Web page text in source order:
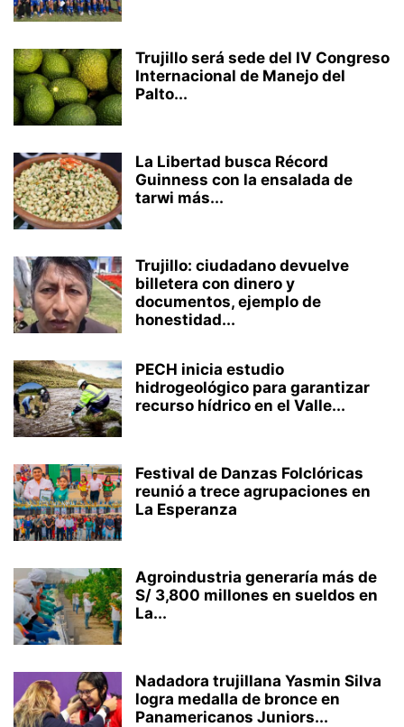
Trujillo será sede del IV Congreso
Internacional de Manejo del
Palto...
La Libertad busca Récord
Guinness con la ensalada de
tarwi más...
Trujillo: ciudadano devuelve
billetera con dinero y
documentos, ejemplo de
honestidad...
PECH inicia estudio
hidrogeológico para garantizar
recurso hídrico en el Valle...
Festival de Danzas Folclóricas
reunió a trece agrupaciones en
La Esperanza
Agroindustria generaría más de
S/ 3,800 millones en sueldos en
La...
Nadadora trujillana Yasmin Silva
logra medalla de bronce en
Panamericanos Juniors...